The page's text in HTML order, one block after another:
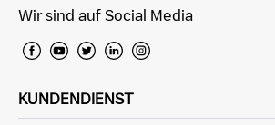
Wir sind auf Social Media
KUNDENDIENST